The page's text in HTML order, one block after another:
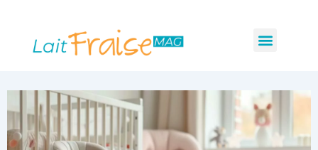
contenu
Menu
articles